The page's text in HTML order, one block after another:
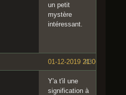
un petit
mystère
intéressant.
#3
01-12-2019 21:06:47
Y'a t'il une
signification à